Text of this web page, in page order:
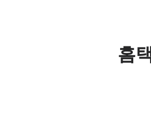
홈